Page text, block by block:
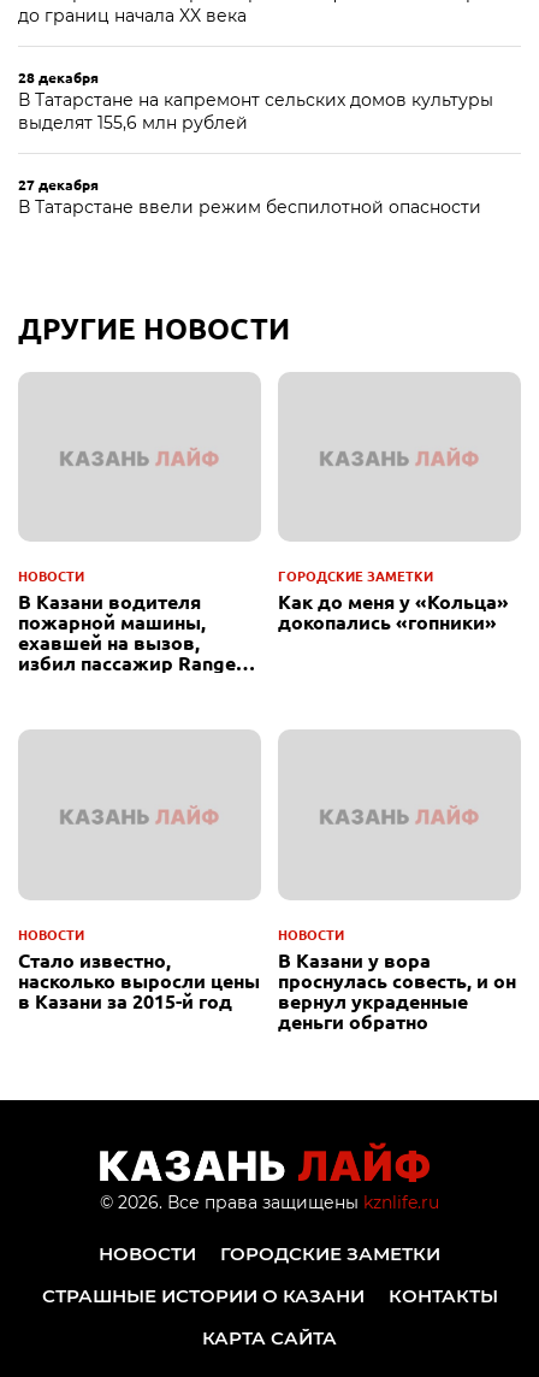
до границ начала XX века
28 декабря
В Татарстане на капремонт сельских домов культуры
выделят 155,6 млн рублей
27 декабря
В Татарстане ввели режим беспилотной опасности
ДРУГИЕ НОВОСТИ
НОВОСТИ
В Казани водителя
пожарной машины,
ехавшей на вызов,
избил пассажир Range
ГОРОДСКИЕ ЗАМЕТКИ
Как до меня у «Кольца»
докопались «гопники»
НОВОСТИ
Стало известно,
насколько выросли цены
в Казани за 2015-й год
НОВОСТИ
В Казани у вора
проснулась совесть, и он
вернул украденные
деньги обратно
© 2026. Все права защищены kznlife.ru
НОВОСТИ
ГОРОДСКИЕ ЗАМЕТКИ
СТРАШНЫЕ ИСТОРИИ О КАЗАНИ
КОНТАКТЫ
КАРТА САЙТА